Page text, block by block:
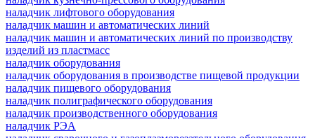
наладчик лифтового оборудования
наладчик машин и автоматических линий
наладчик машин и автоматических линий по производству
изделий из пластмасс
наладчик оборудования
наладчик оборудования в производстве пищевой продукции
наладчик пищевого оборудования
наладчик полиграфического оборудования
наладчик производственного оборудования
наладчик РЭА